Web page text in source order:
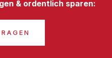
& ordentlich sparen: